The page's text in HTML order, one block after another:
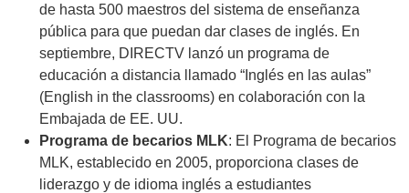
de hasta 500 maestros del sistema de enseñanza
pública para que puedan dar clases de inglés. En
septiembre, DIRECTV lanzó un programa de
educación a distancia llamado “Inglés en las aulas”
(English in the classrooms) en colaboración con la
Embajada de EE. UU.
Programa de becarios MLK: El Programa de becarios
MLK, establecido en 2005, proporciona clases de
liderazgo y de idioma inglés a estudiantes